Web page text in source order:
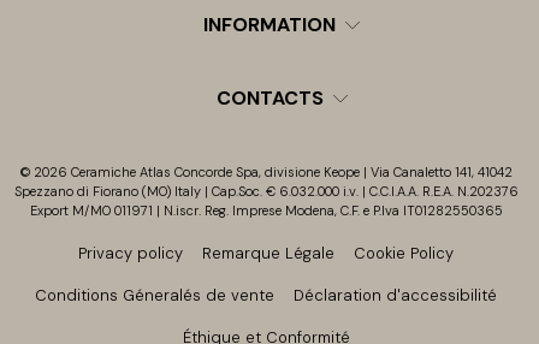
INFORMATION
CONTACTS
© 2026 Ceramiche Atlas Concorde Spa, divisione Keope | Via Canaletto 141, 41042
Spezzano di Fiorano (MO) Italy | Cap.Soc. € 6.032.000 i.v. | C.C.I.A.A. R.E.A. N.202376
Export M/MO 011971 | N.iscr. Reg. Imprese Modena, C.F. e P.Iva IT01282550365
Privacy policy Remarque Légale Cookie Policy
Conditions Géneralés de vente Déclaration d'accessibilité
Éthique et Conformité